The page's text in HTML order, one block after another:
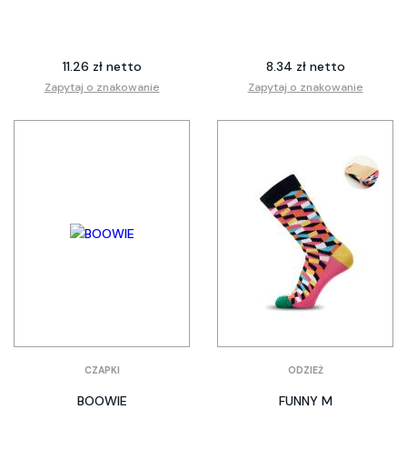
11.26 zł netto
Zapytaj o znakowanie
8.34 zł netto
Zapytaj o znakowanie
CZAPKI
BOOWIE
ODZIEŻ
FUNNY M